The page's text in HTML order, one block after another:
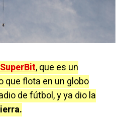
SuperBit, que es un
que flota en un globo
de fútbol, y ya dio la